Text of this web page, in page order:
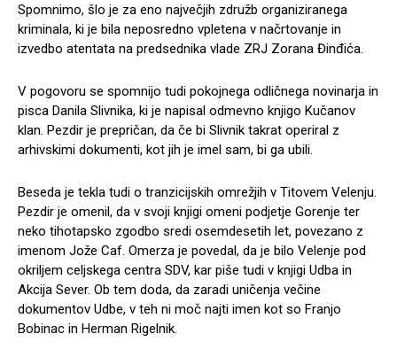
Spomnimo, šlo je za eno največjih združb organiziranega
kriminala, ki je bila neposredno vpletena v načrtovanje in
izvedbo atentata na predsednika vlade ZRJ Zorana Đinđića.
V pogovoru se spomnijo tudi pokojnega odličnega novinarja in
pisca Danila Slivnika, ki je napisal odmevno knjigo Kučanov
klan. Pezdir je prepričan, da če bi Slivnik takrat operiral z
arhivskimi dokumenti, kot jih je imel sam, bi ga ubili.
Beseda je tekla tudi o tranzicijskih omrežjih v Titovem Velenju.
Pezdir je omenil, da v svoji knjigi omeni podjetje Gorenje ter
neko tihotapsko zgodbo sredi osemdesetih let, povezano z
imenom Jože Caf. Omerza je povedal, da je bilo Velenje pod
okriljem celjskega centra SDV, kar piše tudi v knjigi Udba in
Akcija Sever. Ob tem doda, da zaradi uničenja večine
dokumentov Udbe, v teh ni moč najti imen kot so Franjo
Bobinac in Herman Rigelnik.